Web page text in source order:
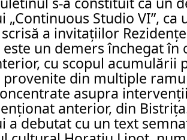
„Continuous Studio VI”, ca
a invitațiilor
este un demers închegat
cu scopul acumulării
provenite din multiple
asupra
anterior, din
a debutat cu un text